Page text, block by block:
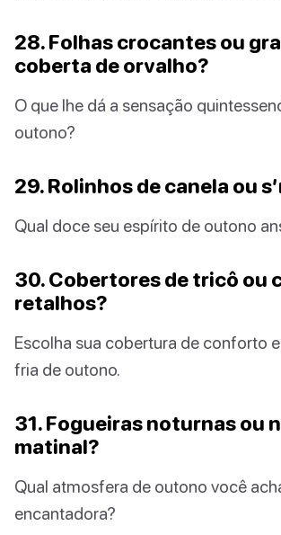
28. Folhas crocantes ou
coberta de orvalho?
O que lhe dá a sensação
outono?
29. Rolinhos de canela ou
Qual doce seu espírito de outono
30. Cobertores de tricô ou
retalhos?
Escolha sua cobertura de conforto
fria de outono.
31. Fogueiras noturnas ou
matinal?
Qual atmosfera de outono você
encantadora?